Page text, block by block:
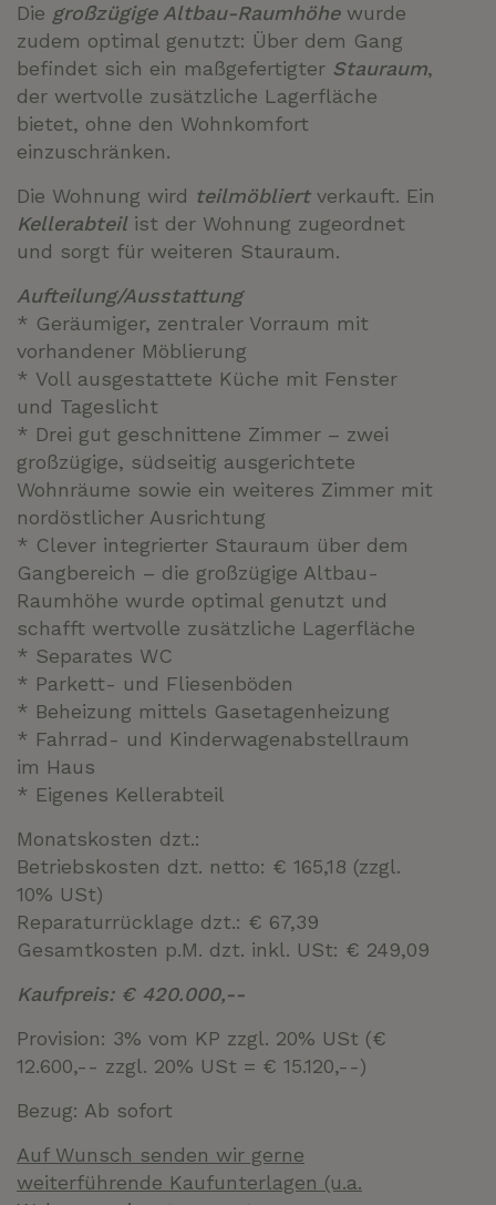
Die großzügige Altbau-Raumhöhewurde
zudem optimal genutzt: Über dem Gang
befindet sich ein maßgefertigter Stauraum,
der wertvolle zusätzliche Lagerfläche
bietet, ohne den Wohnkomfort
einzuschränken.
Die Wohnung wird teilmöbliertverkauft. Ein
Kellerabteilist der Wohnung zugeordnet
und sorgt für weiteren Stauraum.
Aufteilung/Ausstattung
* Geräumiger, zentraler Vorraum mit
vorhandener Möblierung
* Voll ausgestattete Küche mit Fenster
und Tageslicht
* Drei gut geschnittene Zimmer – zwei
großzügige, südseitig ausgerichtete
Wohnräume sowie ein weiteres Zimmer mit
nordöstlicher Ausrichtung
* Clever integrierter Stauraum über dem
Gangbereich – die großzügige Altbau-
Raumhöhe wurde optimal genutzt und
schafft wertvolle zusätzliche Lagerfläche
* Separates WC
* Parkett- und Fliesenböden
* Beheizung mittels Gasetagenheizung
* Fahrrad- und Kinderwagenabstellraum
im Haus
* Eigenes Kellerabteil
Monatskosten dzt.:
Betriebskosten dzt. netto: € 165,18 (zzgl.
10% USt)
Reparaturrücklage dzt.: € 67,39
Gesamtkosten p.M. dzt. inkl. USt: € 249,09
Kaufpreis: € 420.000,--
Provision: 3% vom KP zzgl. 20% USt (€
12.600,-- zzgl. 20% USt = € 15.120,--)
Bezug: Ab sofort
Auf Wunsch senden wir gerne
weiterführende Kaufunterlagen (u.a.